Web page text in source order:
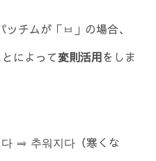
チムが「ㅂ」の場合、
によって変則活用をしま
⇒ 추워지다（寒くな